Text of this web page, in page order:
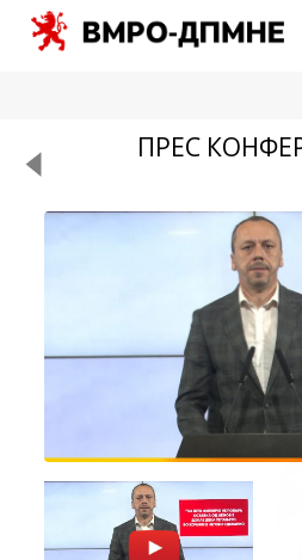
ПРЕС